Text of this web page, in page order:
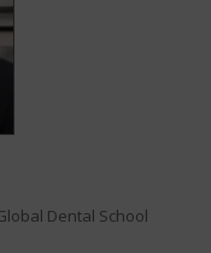
Dental School